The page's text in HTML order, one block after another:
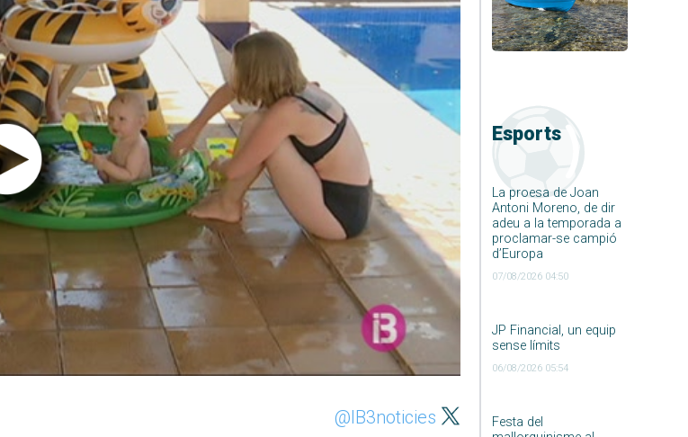
Esports
La proesa de Joan
Antoni Moreno, de dir
adeu a la temporada a
proclamar-se campió
d’Europa
07/08/2026 04:50
JP Financial, un equip
sense límits
06/08/2026 05:54
Festa del
@IB3noticies